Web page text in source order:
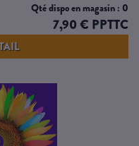
Qté dispo en magasin : 0
7,90 € PPTTC